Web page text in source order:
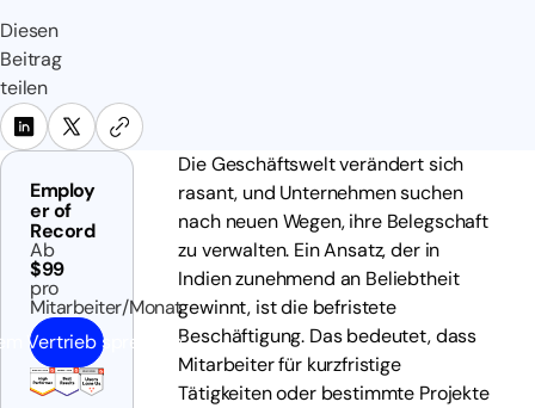
Diesen
Beitrag
teilen
Employ
er of
Record
Ab
$99
pro
Mitarbeiter/Monat
Vertrieb sprechen
Die Geschäftswelt verändert sich
rasant, und Unternehmen suchen
nach neuen Wegen, ihre Belegschaft
zu verwalten. Ein Ansatz, der in
Indien zunehmend an Beliebtheit
gewinnt, ist die befristete
Beschäftigung. Das bedeutet, dass
Mitarbeiter für kurzfristige
Tätigkeiten oder bestimmte Projekte